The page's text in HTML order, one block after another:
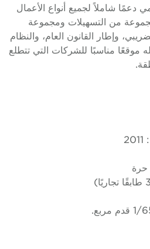
شاملاً لجميع أنواع الأعمال
من التسهيلات ومجموعة
وإطار القانون العام، والنظام
موقعًا مناسبًا للشركات التي تتطلع